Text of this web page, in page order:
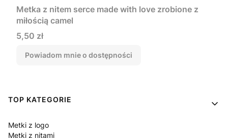
Metka z nitem serce made with love zrobione z
miłością camel
Cena
5,50 zł
Powiadom mnie o dostępności
Linki w stopce
TOP KATEGORIE
Metki z logo
Metki z nitami